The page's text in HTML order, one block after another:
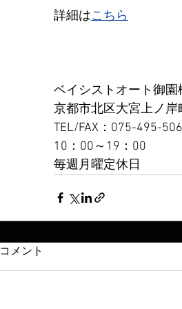
詳細はこちら
ベイシストオート御園
京都市北区大宮上ノ岸
TEL/FAX：075-495-
10：00～19：00
毎週月曜定休日
コメント